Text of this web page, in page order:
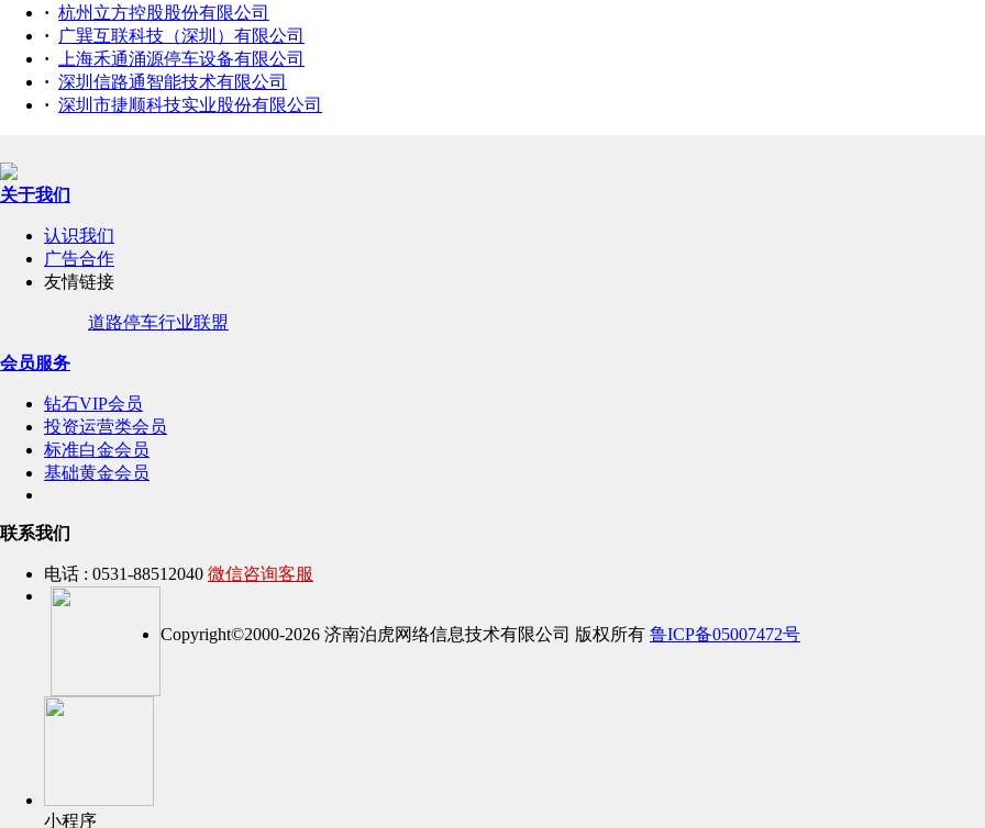
· 杭州立方控股股份有限公司
·
广巽互联科技（深圳）有限公司
·
上海禾通涌源停车设备有限公司
· 深圳信路通智能技术有限公司
· 深圳市捷顺科技实业股份有限公司
关于我们
认识我们
广告合作
友情链接
道路停车行业联盟
会员服务
钻石VIP会员
投资运营类会员
标准白金会员
基础黄金会员
联系我们
电话 : 0531-88512040 微信咨询客服
Copyright©2000-2026 济南泊虎网络信息技术有限公司 版权所有 鲁ICP备05007472号
小程序